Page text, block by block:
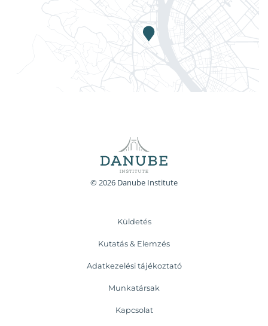
© 2026 Danube Institute
Küldetés
Kutatás & Elemzés
Adatkezelési tájékoztató
Munkatársak
Kapcsolat